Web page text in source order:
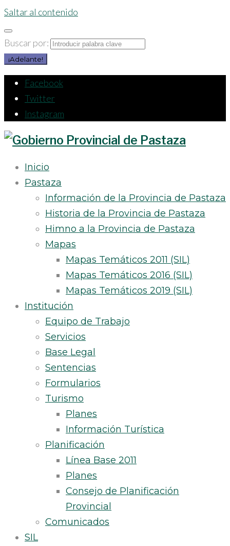
Saltar al contenido
Buscar por:
¡Adelante!
Facebook
Twitter
Instagram
Inicio
Pastaza
Información de la Provincia de Pastaza
Historia de la Provincia de Pastaza
Himno a la Provincia de Pastaza
Mapas
Mapas Temáticos 2011 (SIL)
Mapas Temáticos 2016 (SIL)
Mapas Temáticos 2019 (SIL)
Institución
Equipo de Trabajo
Servicios
Base Legal
Sentencias
Formularios
Turismo
Planes
Información Turística
Planificación
Línea Base 2011
Planes
Consejo de Planificación
Provincial
Comunicados
SIL